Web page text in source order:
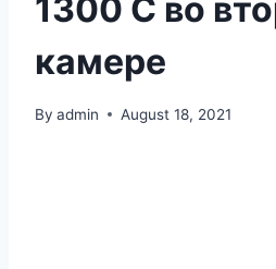
1300 C во
камере
By admin August 18, 2021